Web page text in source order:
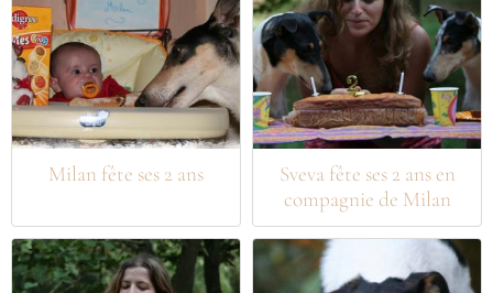
Milan fête ses 2 ans
Sveva fête ses 2 ans en
compagnie de Milan